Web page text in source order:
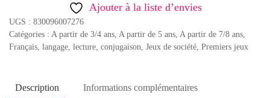
Ajouter à la liste d’envies
UGS : 830096007276
Catégories : A partir de 3/4 ans A partir de 5 ans A partir de 7/8 ans
Français, langage, lecture, conjugaison Jeux de société Premiers jeux
Description Informations complémentaires